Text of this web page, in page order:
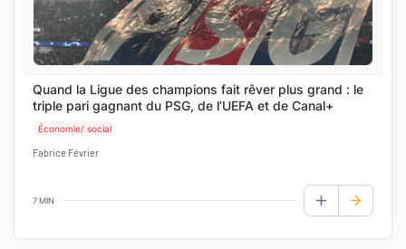
Quand la Ligue des champions fait rêver plus grand : le
triple pari gagnant du PSG, de l’UEFA et de Canal+
Économie/ social
Fabrice Février
7 MIN
AJOUTER